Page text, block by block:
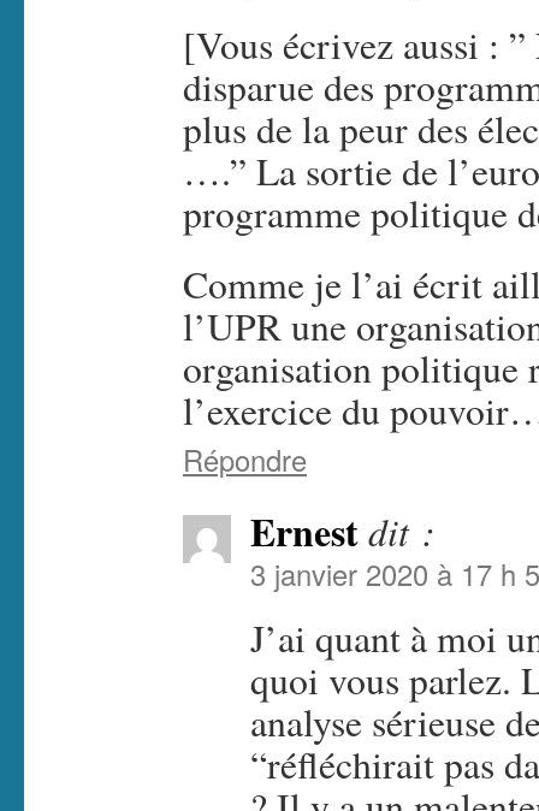
[Vous écrivez aussi :
disparue des
plus de la peur des
….” La sortie de
programme politique
Comme je l’ai écrit
l’UPR une
organisation politique
l’exercice du
Répondre
Ernestdit :
3 janvier 2020 à 17 h
J’ai quant à moi
quoi vous parlez.
analyse sérieuse
“réfléchirait pas